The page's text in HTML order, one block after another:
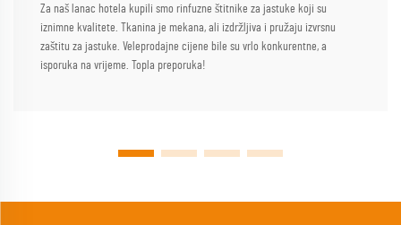
Za naš lanac hotela kupili smo rinfuzne štitnike za jastuke koji su
iznimne kvalitete. Tkanina je mekana, ali izdržljiva i pružaju izvrsnu
zaštitu za jastuke. Veleprodajne cijene bile su vrlo konkurentne, a
isporuka na vrijeme. Topla preporuka!